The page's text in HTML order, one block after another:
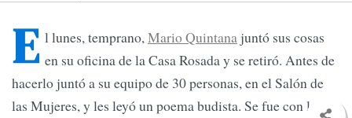
E l lunes, temprano,Mario Quintana juntó sus cosas
en su oficina de la Casa Rosada y se retiró. Antes de
hacerlo juntó a su equipo de 30 personas, en el Salón de
las Mujeres, y les leyó un poema budista. Se fue con los